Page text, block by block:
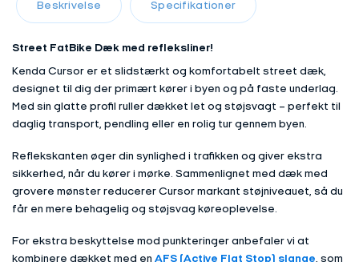
Beskrivelse Specifikationer
Street FatBike Dæk med refleksliner!
Kenda Cursor er et slidstærkt og komfortabelt street dæk,
designet til dig der primært kører i byen og på faste underlag.
Med sin glatte profil ruller dækket let og støjsvagt – perfekt til
daglig transport, pendling eller en rolig tur gennem byen.
Reflekskanten øger din synlighed i trafikken og giver ekstra
sikkerhed, når du kører i mørke. Sammenlignet med dæk med
grovere mønster reducerer Cursor markant støjniveauet, så du
får en mere behagelig og støjsvag køreoplevelse.
For ekstra beskyttelse mod punkteringer anbefaler vi at
kombinere dækket med en AFS (Active Flat Stop) slange, som